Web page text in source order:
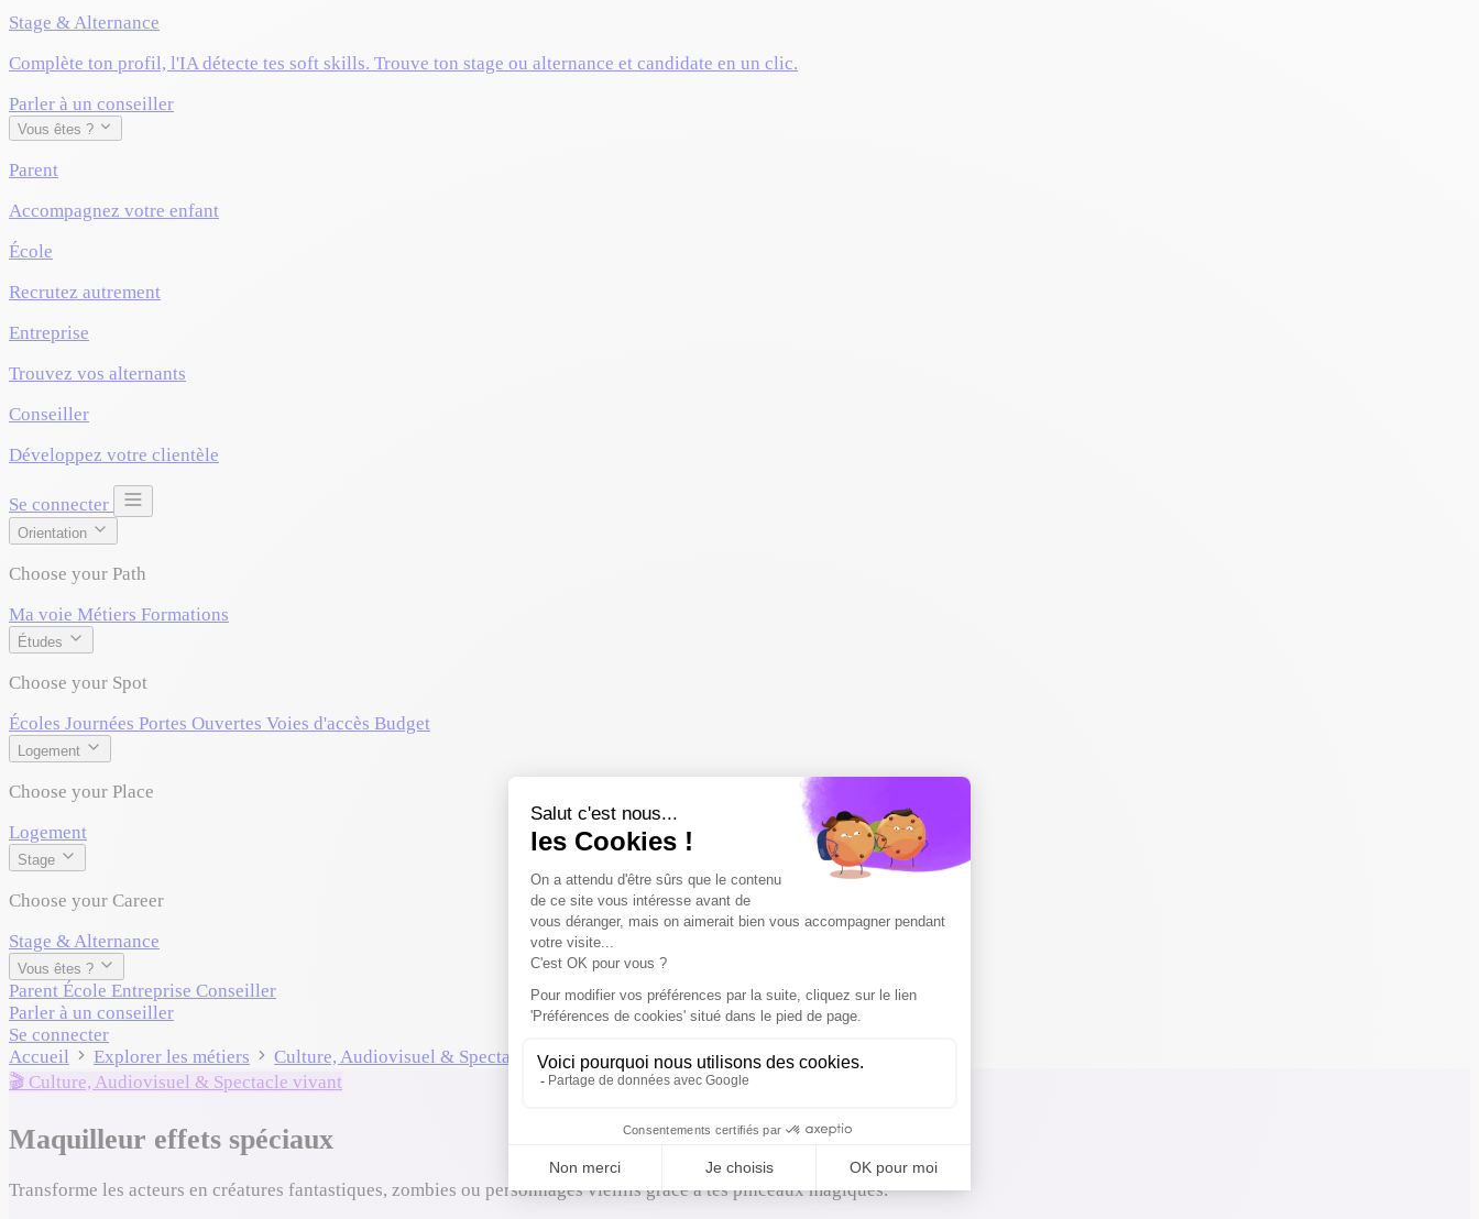
Stage & Alternance
Complète ton profil, l'IA détecte tes soft skills. Trouve ton stage ou alternance et candidate en un clic.
Parler à un conseiller
Vous êtes ?
Parent
Accompagnez votre enfant
École
Recrutez autrement
Entreprise
Trouvez vos alternants
Conseiller
Développez votre clientèle
Se connecter
Orientation
Choose your Path
Ma voie Métiers Formations
Études
Choose your Spot
Écoles Journées Portes Ouvertes Voies d'accès Budget
Logement
Choose your Place
Logement
Stage
Choose your Career
Stage & Alternance
Vous êtes ?
Parent École Entreprise Conseiller
Parler à un conseiller
Se connecter
Accueil
Explorer les métiers Culture, Audiovisuel & Spectacle vivant
Maquilleur effets spéciaux
🎬 Culture, Audiovisuel & Spectacle vivant
Maquilleur effets spéciaux
Transforme les acteurs en créatures fantastiques, zombies ou personnages vieillis grâce à tes pinceaux magiques.